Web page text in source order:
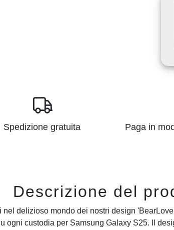
Spedizione gratuita Paga in
Descrizione del
nel delizioso mondo dei nostri design
ogni custodia per Samsung Galaxy S25. Il